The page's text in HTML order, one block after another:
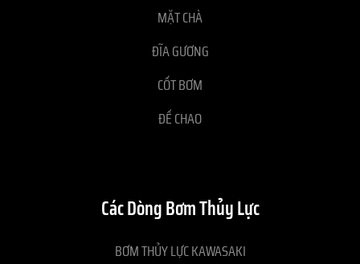
MẶT CHÀ
ĐĨA GƯƠNG
CỐT BƠM
ĐẾ CHAO
Các Dòng Bơm Thủy Lực
BƠM THỦY LỰC KAWASAKI